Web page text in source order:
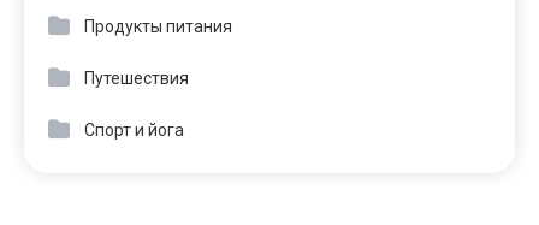
Продукты питания
Путешествия
Спорт и йога